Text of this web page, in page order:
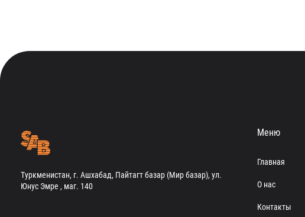
Туркменистан, г. Ашхабад, Пайтагт базар (Мир базар), ул.
Юнус Эмре , маг. 140
Меню
Главная
О нас
Контакты